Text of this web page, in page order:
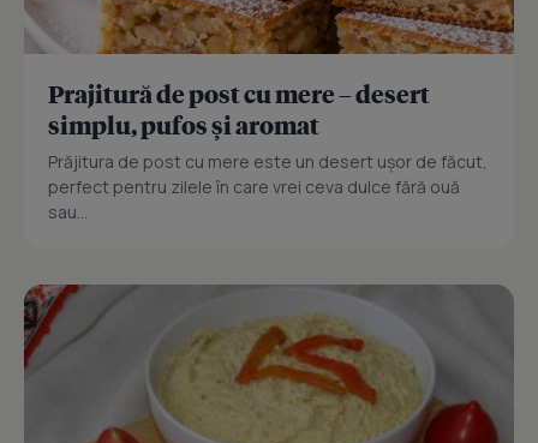
Prajitură de post cu mere – desert
simplu, pufos și aromat
Prăjitura de post cu mere este un desert ușor de făcut,
perfect pentru zilele în care vrei ceva dulce fără ouă
sau...